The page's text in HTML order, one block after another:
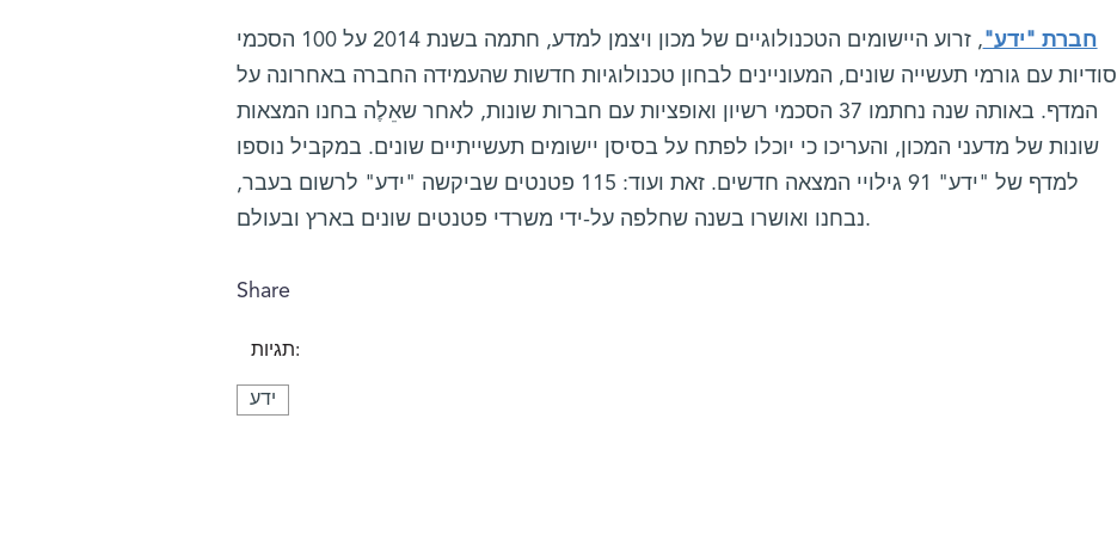
חברת "ידע"
, זרוע היישומים הטכנולוגיים של מכון ויצמן למדע, חתמה בשנת 2014 על 100 הסכמי
סודיות עם גורמי תעשייה שונים, המעוניינים לבחון טכנולוגיות חדשות שהעמידה החברה באחרונה על
המדף. באותה שנה נחתמו 37 הסכמי רשיון ואופציות עם חברות שונות, לאחר שאֵלֶה בחנו המצאות
שונות של מדעני המכון, והעריכו כי יוכלו לפתח על בסיסן יישומים תעשייתיים שונים. במקביל נוספו
למדף של "ידע" 91 גילויי המצאה חדשים. זאת ועוד: 115 פטנטים שביקשה "ידע" לרשום בעבר,
נבחנו ואושרו בשנה שחלפה על-ידי משרדי פטנטים שונים בארץ ובעולם.
Share
תגיות:
ידע